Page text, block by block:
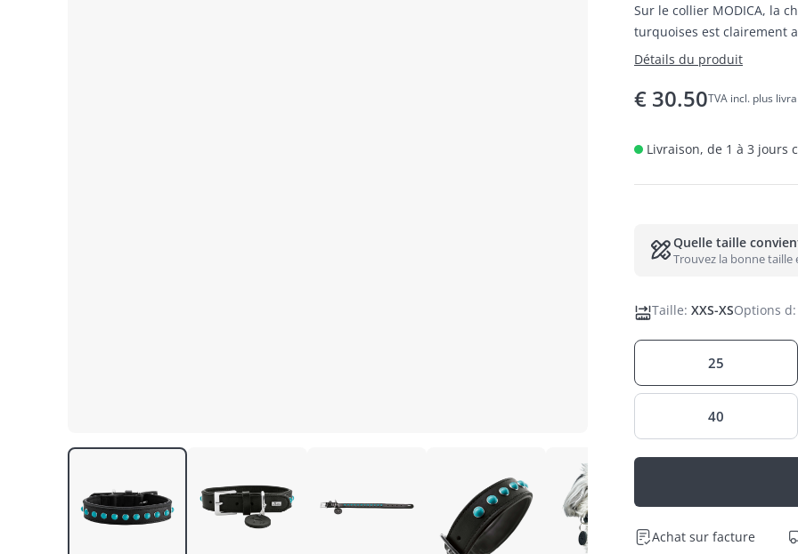
Sur le collier MODICA, la
turquoises est clairement
accessoire noble de bout
Détails du produit
€ 30.50TVA incl. plus
Livraison, de 1 à 3 jours
Quelle taille
Trouvez la bonne taille
Taille: XXS-XSOptions d:
25
40
Achat sur facture